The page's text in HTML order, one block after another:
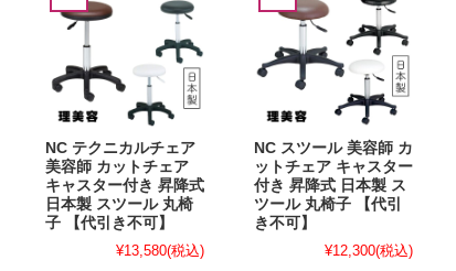
NC テクニカルチェア
美容師 カットチェア
キャスター付き 昇降式
日本製 スツール 丸椅
子 【代引き不可】
¥13,580(税込)
NC スツール 美容師 カ
ットチェア キャスター
付き 昇降式 日本製 ス
ツール 丸椅子 【代引
き不可】
¥12,300(税込)